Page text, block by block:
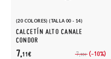
(20 COLORES) (TALLA 00 - 14)
CALCETÍN ALTO CANALE
CONDOR
7,90€ (-10%)
7,11€